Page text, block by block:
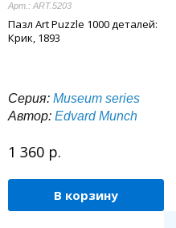
Арт.: ART.5203
Пазл Art Puzzle 1000 деталей:
Крик, 1893
Серия: Museum series
Автор: Edvard Munch
1 360 р.
В корзину